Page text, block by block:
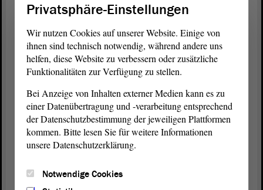
(Beifall bei der AfD)
Abschließend möchte ich auf die Münchner
Erklärung der Präsidenten der Rechnungshöfe des
Bundes und der Länder vom 25. April hinweisen,
getroffen werden:
Erstens. Der sachliche
Veranlassungszusammenhang zur Bekämpfung der
Privatsphäre-Einstellungen
Wir nutzen Cookies auf unserer Website. Einige von
ihnen sind technisch notwendig, während andere uns
helfen, diese Website zu verbessern oder zusätzliche
Funktionalitäten zur Verfügung zu stellen.
Bei Anzeige von Inhalten externer Medien kann es zu
einer Datenübertragung und -verarbeitung entsprechend
der Datenschutzbestimmung der jeweiligen Plattformen
kommen. Bitte lesen Sie für weitere Informationen
unsere Datenschutzerklärung.
Notwendige Cookies